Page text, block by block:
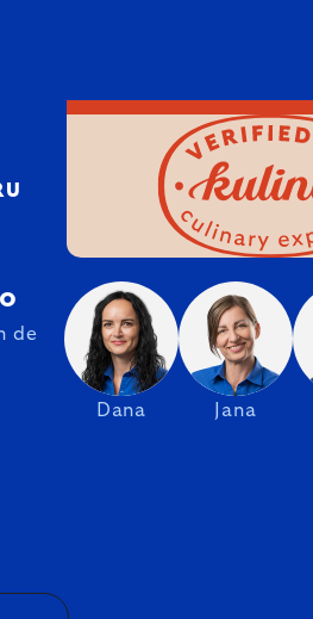
Dana Jana
de